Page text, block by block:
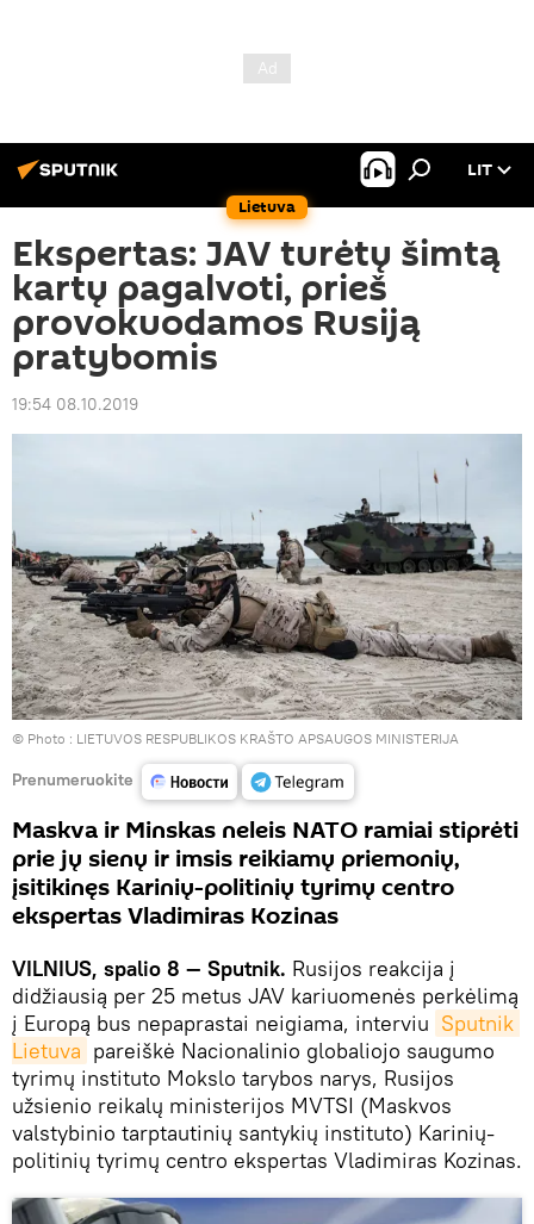
Lietuva
LIT
Ekspertas: JAV turėtų šimtą
kartų pagalvoti, prieš
provokuodamos Rusiją
pratybomis
19:54 08.10.2019
© Photo : LIETUVOS RESPUBLIKOS KRAŠTO APSAUGOS MINISTERIJA
Prenumeruokite
Maskva ir Minskas neleis NATO ramiai stiprėti
prie jų sienų ir imsis reikiamų priemonių,
įsitikinęs Karinių-politinių tyrimų centro
ekspertas Vladimiras Kozinas
VILNIUS, spalio 8 — Sputnik. Rusijos reakcija į
didžiausią per 25 metus JAV kariuomenės perkėlimą
į Europą bus nepaprastai neigiama, interviu Sputnik
Lietuva pareiškė Nacionalinio globaliojo saugumo
tyrimų instituto Mokslo tarybos narys, Rusijos
užsienio reikalų ministerijos MVTSI (Maskvos
valstybinio tarptautinių santykių instituto) Karinių-
politinių tyrimų centro ekspertas Vladimiras Kozinas.